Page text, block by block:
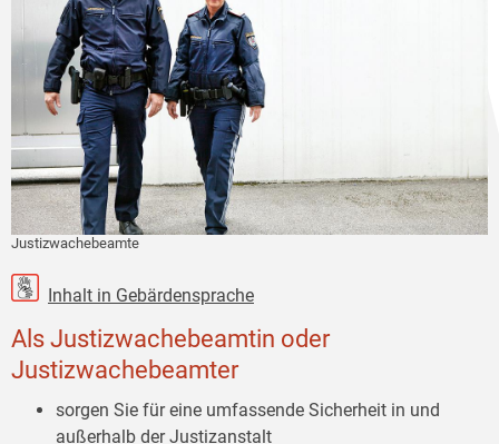
Justizwachebeamte
Inhalt in Gebärdensprache
Als Justizwachebeamtin oder
Justizwachebeamter
sorgen Sie für eine umfassende Sicherheit in und
außerhalb der Justizanstalt